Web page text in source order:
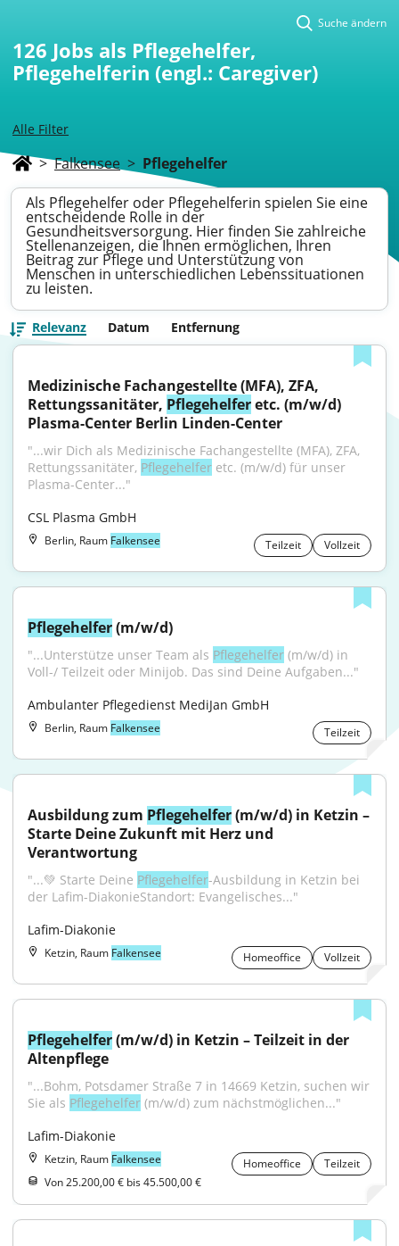
Alle Filter
Suche ändern
126 Jobs als Pflegehelfer,
Pflegehelferin (engl.: Caregiver)
> Falkensee > Pflegehelfer
Als Pflegehelfer oder Pflegehelferin spielen Sie eine
entscheidende Rolle in der
Gesundheitsversorgung. Hier finden Sie zahlreiche
Stellenanzeigen, die Ihnen ermöglichen, Ihren
Beitrag zur Pflege und Unterstützung von
Menschen in unterschiedlichen Lebenssituationen
zu leisten.
Relevanz Datum Entfernung
Medizinische Fachangestellte (MFA), ZFA,
Rettungssanitäter, Pflegehelfer etc. (m/w/d)
Plasma-Center Berlin Linden-Center
"...wir Dich als Medizinische Fachangestellte (MFA), ZFA,
Rettungssanitäter, Pflegehelfer etc. (m/w/d) für unser
Plasma-Center..."
CSL Plasma GmbH
Berlin, Raum Falkensee Teilzeit Vollzeit
Pflegehelfer (m/w/d)
"...Unterstütze unser Team als Pflegehelfer (m/w/d) in
Voll-/ Teilzeit oder Minijob. Das sind Deine Aufgaben..."
Ambulanter Pflegedienst MediJan GmbH
Berlin, Raum Falkensee Teilzeit
Ausbildung zum Pflegehelfer (m/w/d) in Ketzin –
Starte Deine Zukunft mit Herz und
Verantwortung
"...💚 Starte Deine Pflegehelfer-Ausbildung in Ketzin bei
der Lafim-DiakonieStandort: Evangelisches..."
Lafim-Diakonie
Ketzin, Raum Falkensee Homeoffice Vollzeit
Pflegehelfer (m/w/d) in Ketzin – Teilzeit in der
Altenpflege
"...Bohm, Potsdamer Straße 7 in 14669 Ketzin, suchen wir
Sie als Pflegehelfer (m/w/d) zum nächstmöglichen..."
Lafim-Diakonie
Ketzin, Raum Falkensee Homeoffice
Teilzeit
Von 25.200,00 € bis 45.500,00 €